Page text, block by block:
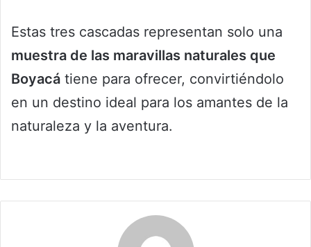
Estas tres cascadas representan solo una
muestra de las maravillas naturales que
Boyacá tiene para ofrecer, convirtiéndolo
en un destino ideal para los amantes de la
naturaleza y la aventura.